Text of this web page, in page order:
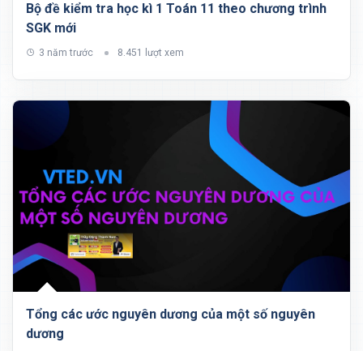
Bộ đề kiểm tra học kì 1 Toán 11 theo chương trình
SGK mới
3 năm trước 8.451 lượt xem
Tổng các ước nguyên dương của một số nguyên
dương